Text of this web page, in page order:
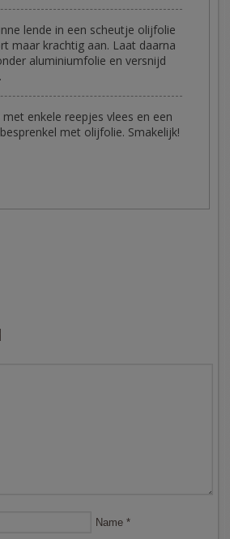
lende in een scheutje olijfolie
maar krachtig aan. Laat daarna
aluminiumfolie en versnijd
met enkele reepjes vlees en een
met olijfolie. Smakelijk!
Name *